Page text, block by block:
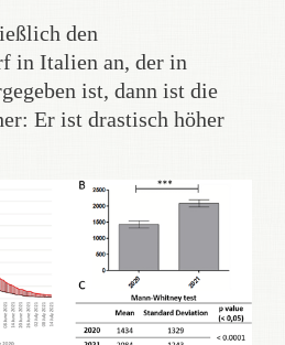
den
in Italien an, der in
ist, dann ist die
Er ist drastisch höher